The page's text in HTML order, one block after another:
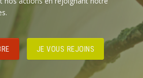
JE VOUS REJOINS